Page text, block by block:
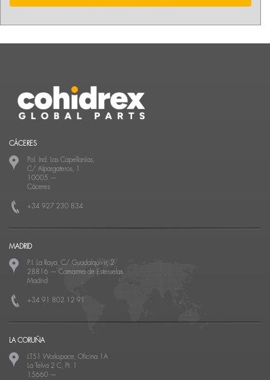
CÁCERES
Pol. Ind. Las Capellanías,
C/ Alpargateros, 1
10005 —
Cáceres
+34 927 230 834
MADRID
P.I. La Raya, C/ Guadalquivir, 2
28816 — Camarma de Esteruelas
Madrid
+34 91 802 12 91
LA CORUÑA
LT51 Workspace, Oficina 1A
La Telva 2 C, Pt. 1
15660 —